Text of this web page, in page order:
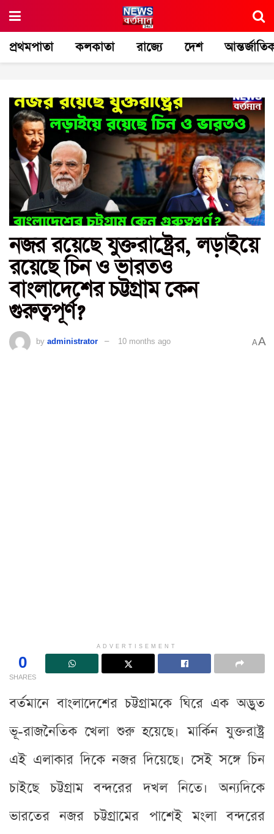
প্রথমপাতা কলকাতা রাজ্যে দেশ
নজর রয়েছে যুক্তরাষ্ট্রের, লড়াইয়ে
রয়েছে চিন ও ভারতও
বাংলাদেশের চট্টগ্রাম কেন
গুরুত্বপূর্ণ?
by administrator 10 months ago AA
ADVERTISEMENT
0
SHARES
বর্তমানে বাংলাদেশের চট্টগ্রামকে ঘিরে এক অদ্ভুত
ভূ-রাজনৈতিক খেলা শুরু হয়েছে। মার্কিন যুক্তরাষ্ট্র
এই এলাকার দিকে নজর দিয়েছে। সেই সঙ্গে চিন
চাইছে চট্টগ্রাম বন্দরের দখল নিতে। অন্যদিকে
ভারতের নজর চট্টগ্রামের পাশেই মংলা বন্দরের